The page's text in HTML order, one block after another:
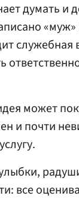
думать и
служебная
может
и почти
все